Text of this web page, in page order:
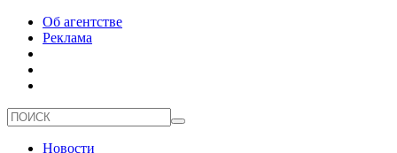
Об агентстве
Реклама
Новости